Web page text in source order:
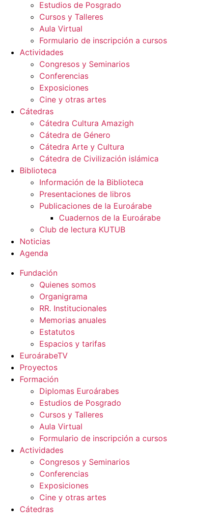
Estudios de Posgrado
Cursos y Talleres
Aula Virtual
Formulario de inscripción a cursos
Actividades
Congresos y Seminarios
Conferencias
Exposiciones
Cine y otras artes
Cátedras
Cátedra Cultura Amazigh
Cátedra de Género
Cátedra Arte y Cultura
Cátedra de Civilización islámica
Biblioteca
Información de la Biblioteca
Presentaciones de libros
Publicaciones de la Euroárabe
Cuadernos de la Euroárabe
Club de lectura KUTUB
Noticias
Agenda
Fundación
Quienes somos
Organigrama
RR. Institucionales
Memorias anuales
Estatutos
Espacios y tarifas
EuroárabeTV
Proyectos
Formación
Diplomas Euroárabes
Estudios de Posgrado
Cursos y Talleres
Aula Virtual
Formulario de inscripción a cursos
Actividades
Congresos y Seminarios
Conferencias
Exposiciones
Cine y otras artes
Cátedras